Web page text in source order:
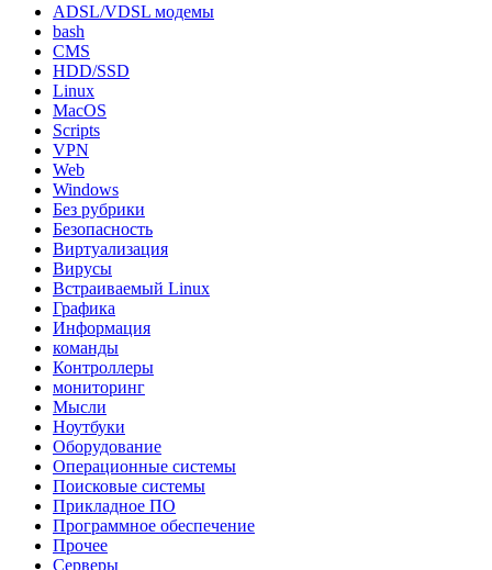
ADSL/VDSL модемы
bash
CMS
HDD/SSD
Linux
MacOS
Scripts
VPN
Web
Windows
Без рубрики
Безопасность
Виртуализация
Вирусы
Встраиваемый Linux
Графика
Информация
команды
Контроллеры
мониторинг
Мысли
Ноутбуки
Оборудование
Операционные системы
Поисковые системы
Прикладное ПО
Программное обеспечение
Прочее
Серверы